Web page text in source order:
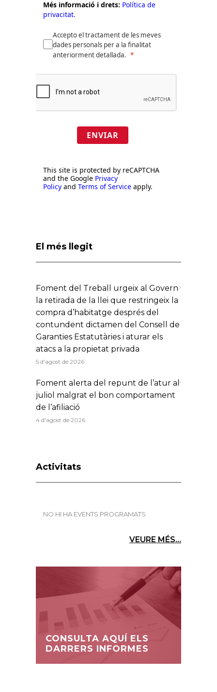
Més informació i drets: Política de
privacitat.
Accepto el tractament de les meves
dades personals per a la finalitat
anteriorment detallada.
ENVIAR
This site is protected by reCAPTCHA
and the Google Privacy
Policy and Terms of Service apply.
El més llegit
Foment del Treball urgeix al Govern
la retirada de la llei que restringeix la
compra d’habitatge després del
contundent dictamen del Consell de
Garanties Estatutàries i aturar els
atacs a la propietat privada
5 d'agost de 2026
Foment alerta del repunt de l’atur al
juliol malgrat el bon comportament
de l’afiliació
4 d'agost de 2026
Activitats
NO HI HA EVENTS PROGRAMATS
VEURE MÉS...
CONSULTA AQUÍ ELS
DARRERS INFORMES